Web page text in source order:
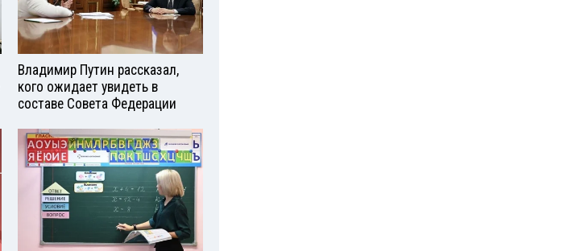
Владимир Путин рассказал,
кого ожидает увидеть в
составе Совета Федерации